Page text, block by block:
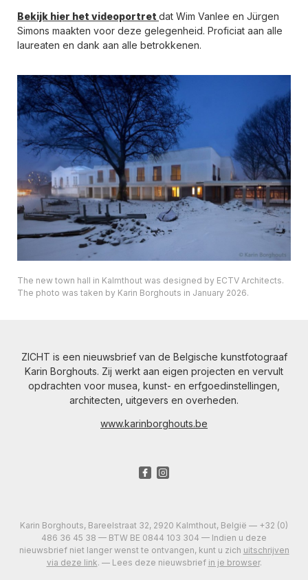
Bekijk hier het videoportret dat Wim Vanlee en Jürgen
Simons maakten voor deze gelegenheid. Proficiat aan alle
laureaten en dank aan alle betrokkenen.
The new town hall in Kalmthout was designed by ECTV Architects.
The photo was taken by Karin Borghouts in January 2026.
ZICHT is een nieuwsbrief van de Belgische kunstfotograaf
Karin Borghouts. Zij werkt aan eigen projecten en vervult
opdrachten voor musea, kunst- en erfgoedinstellingen,
architecten, uitgevers en overheden.
www.karinborghouts.be
Karin Borghouts, Bareelstraat 32, 2920 Kalmthout, België — +32 (0)
486 36 45 38 — BTW BE 0844 103 304 — Indien u deze
nieuwsbrief niet langer wenst te ontvangen, kunt u zich uitschrijven
via deze link. — Lees deze nieuwsbrief in je browser.